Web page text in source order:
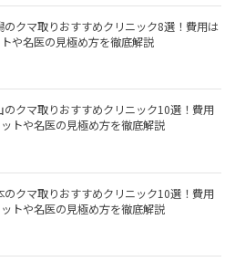
のクマ取りおすすめクリニック8選！費用は
や名医の見極め方を徹底解説
のクマ取りおすすめクリニック10選！費用
トや名医の見極め方を徹底解説
のクマ取りおすすめクリニック10選！費用
トや名医の見極め方を徹底解説